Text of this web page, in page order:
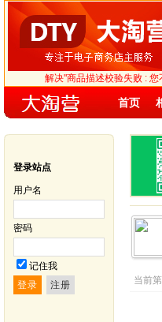
解决"商品描述校验失败 :
首页
登录站点
用户名
密码
记住我
当前